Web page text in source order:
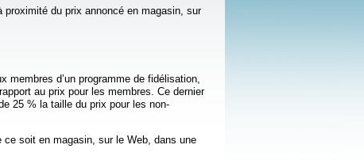
proximité du prix annoncé en magasin, sur
membres d’un programme de fidélisation,
au prix pour les membres. Ce dernier
25 % la taille du prix pour les non-
ce soit en magasin, sur le Web, dans une